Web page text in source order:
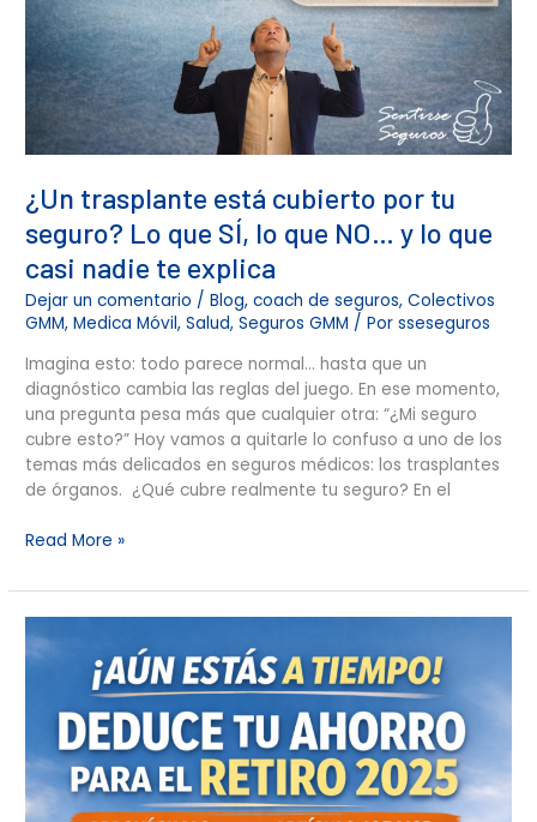
¿Un trasplante está cubierto por tu
seguro? Lo que SÍ, lo que NO… y lo que
casi nadie te explica
Dejar un comentario /Blog,coach de seguros,Colectivos
GMM,Medica Móvil,Salud,Seguros GMM / Porsseseguros
Imagina esto: todo parece normal… hasta que un
diagnóstico cambia las reglas del juego. En ese momento,
una pregunta pesa más que cualquier otra: “¿Mi seguro
cubre esto?” Hoy vamos a quitarle lo confuso a uno de los
temas más delicados en seguros médicos: los trasplantes
de órganos. ¿Qué cubre realmente tu seguro? En el
Read More »
llamada
retiro
2025
antes